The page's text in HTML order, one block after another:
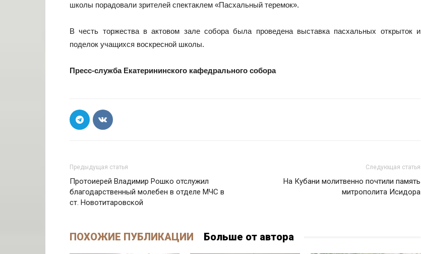
школы порадовали зрителей спектаклем «Пасхальный теремок».
В честь торжества в актовом зале собора была проведена выставка пасхальных открыток и
поделок учащихся воскресной школы.
Пресс-служба Екатерининского кафедрального собора
Предыдущая статья
Протоиерей Владимир Рошко отслужил
благодарственный молебен в отделе МЧС в
ст. Новотитаровской
Следующая статья
На Кубани молитвенно почтили память
митрополита Исидора
ПОХОЖИЕ ПУБЛИКАЦИИ Больше от автора